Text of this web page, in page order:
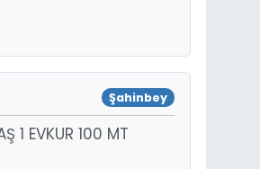
Şahinbey
1 EVKUR 100 MT